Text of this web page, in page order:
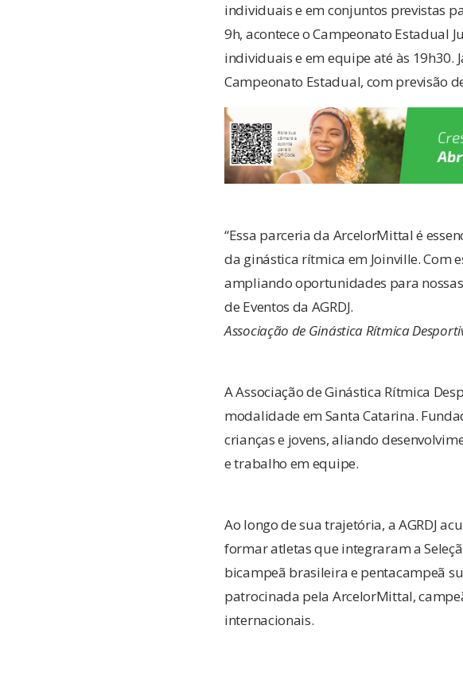
individuais e em conjuntos previstas
9h, acontece o Campeonato Estadual
individuais e em equipe até às 19h30.
Campeonato Estadual, com previsão
“Essa parceria da ArcelorMittal é
da ginástica rítmica em Joinville. Com
ampliando oportunidades para
de Eventos da AGRDJ.
Associação de Ginástica Rítmica
A Associação de Ginástica Rítmica
modalidade em Santa Catarina.
crianças e jovens, aliando
e trabalho em equipe.
Ao longo de sua trajetória, a AGRDJ
formar atletas que integraram a
bicampeã brasileira e pentacampeã
patrocinada pela ArcelorMittal,
internacionais.